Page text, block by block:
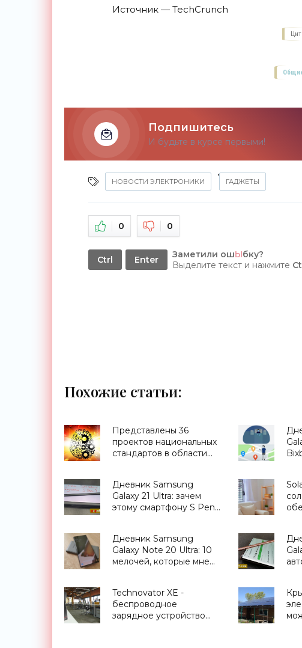
Источник — TechCrunch
Подпишитесь
И будьте в курсе первыми!
НОВОСТИ ЭЛЕКТРОНИКИ
,
ГАДЖЕТЫ
0 0
Ctrl Enter Заметили ошЫбку?
Выделите текст и нажмите
Похожие статьи:
Представлены 36
проектов национальных
стандартов в области
Дневник Samsung
Galaxy 21 Ultra: зачем
этому смартфону S Pen
Дневник Samsung
Galaxy Note 20 Ultra: 10
мелочей, которые мне
«Смартфоны»
Technovator XE -
беспроводное
зарядное устройство